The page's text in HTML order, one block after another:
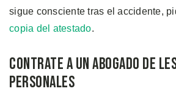
sigue consciente tras el accidente,
copia del atestado.
Contrate a un Abogado de
Personales